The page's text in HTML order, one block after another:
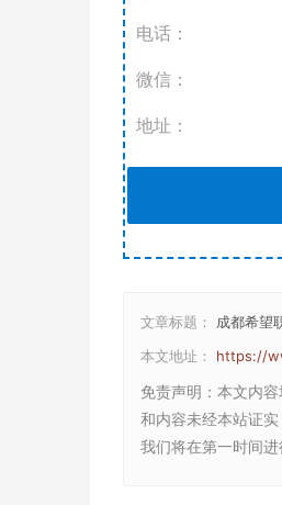
电话：
微信：
地址：
文章标题： 成都希望
本文地址： https://
免责声明 ：本文内
和内容未经本站证
我们将在第一时间进